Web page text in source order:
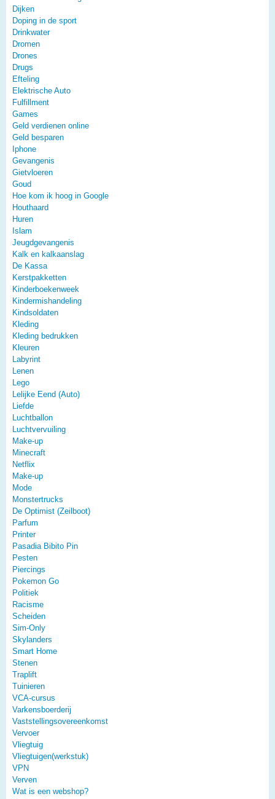
Dijken
Doping in de sport
Drinkwater
Dromen
Drones
Drugs
Efteling
Elektrische Auto
Fulfillment
Games
Geld verdienen online
Geld besparen
Iphone
Gevangenis
Gietvloeren
Goud
Hoe kom ik hoog in Google
Houthaard
Huren
Islam
Jeugdgevangenis
Kalk en kalkaanslag
De Kassa
Kerstpakketten
Kinderboekenweek
Kindermishandeling
Kindsoldaten
Kleding
Kleding bedrukken
Kleuren
Labyrint
Lenen
Lego
Lelijke Eend (Auto)
Liefde
Luchtballon
Luchtvervuiling
Make-up
Minecraft
Netflix
Make-up
Mode
Monstertrucks
De Optimist (Zeilboot)
Parfum
Printer
Pasadia Bibito Pin
Pesten
Piercings
Pokemon Go
Politiek
Racisme
Scheiden
Sim-Only
Skylanders
Smart Home
Stenen
Traplift
Tuinieren
VCA-cursus
Varkensboerderij
Vaststellingsovereenkomst
Vervoer
Vliegtuig
Vliegtuigen(werkstuk)
VPN
Verven
Wat is een webshop?